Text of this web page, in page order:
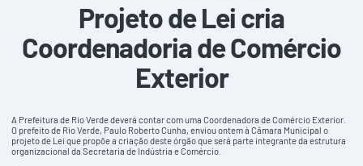
Projeto de Lei cria
Coordenadoria de Comércio
Exterior
A Prefeitura de Rio Verde deverá contar com uma Coordenadora de Comércio Exterior.
O prefeito de Rio Verde, Paulo Roberto Cunha, enviou ontem à Câmara Municipal o
projeto de Lei que propõe a criação deste órgão que será parte integrante da estrutura
organizacional da Secretaria de Indústria e Comércio.